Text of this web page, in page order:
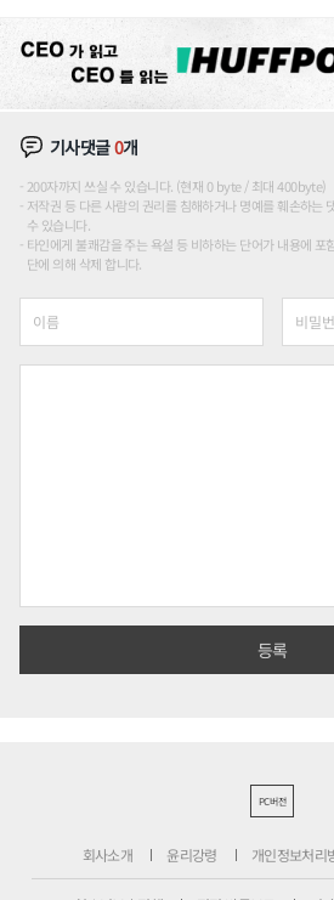
기사댓글0개
200자까지 쓰실 수 있습니다. (현재 0 byte / 최대 400byte)
저작권 등 다른 사람의 권리를 침해하거나 명예를 훼손하는
수 있습니다.
타인에게 불쾌감을 주는 욕설 등 비하하는 단어가 내용에
단에 의해 삭제 합니다.
PC버전
회사소개 윤리강령 개인정보처리